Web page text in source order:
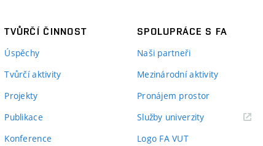
TVŮRČÍ ČINNOST
Úspěchy
Tvůrčí aktivity
Projekty
Publikace
Konference
SPOLUPRÁCE S FA
Naši partneři
Mezinárodní aktivity
Pronájem prostor
Služby univerzity
Logo FA VUT